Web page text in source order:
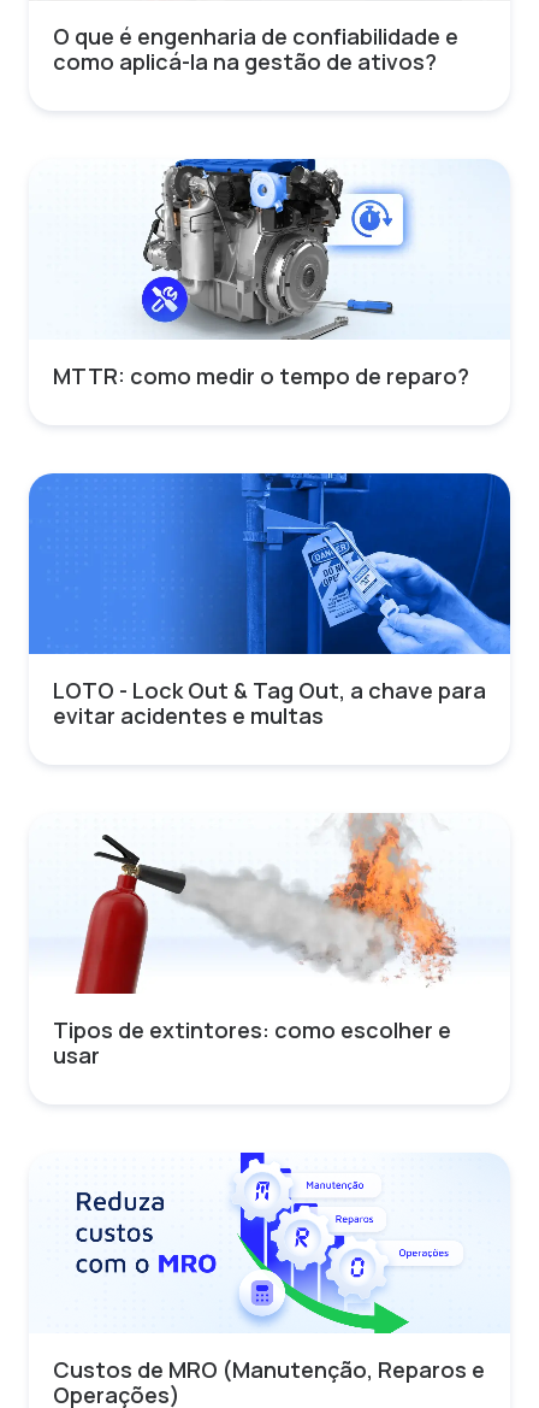
O que é engenharia de confiabilidade e
como aplicá-la na gestão de ativos?
MTTR: como medir o tempo de reparo?
LOTO - Lock Out & Tag Out, a chave para
evitar acidentes e multas
Tipos de extintores: como escolher e
usar
Custos de MRO (Manutenção, Reparos e
Operações)